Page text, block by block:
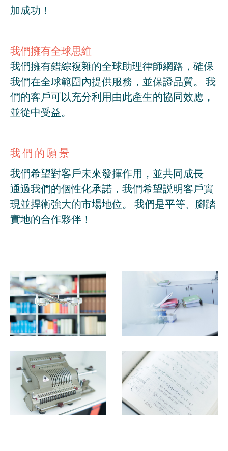
加成功！
我們擁有全球思維
我們擁有錯綜複雜的全球助理律師網路，確保
我們在全球範圍內提供服務，並保證品質。 我
們的客戶可以充分利用由此產生的協同效應，
並從中受益。
我們的願景
我們希望對客戶未來發揮作用，並共同成長
通過我們的個性化承諾，我們希望説明客戶實
現並捍衛強大的市場地位。 我們是平等、腳踏
實地的合作夥伴！